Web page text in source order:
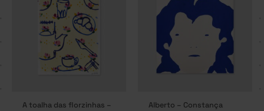
A toalha das florzinhas –
Alberto – Constança